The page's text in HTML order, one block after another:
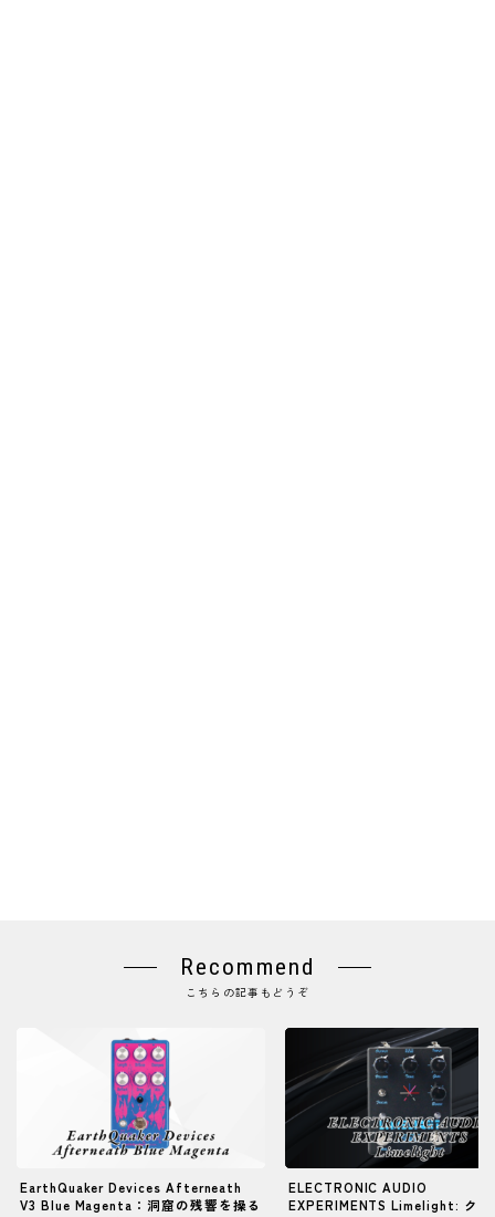
Recommend
こちらの記事もどうぞ
EarthQuaker Devices Afterneath
V3 Blue Magenta：洞窟の残響を操る
ELECTRONIC AUDIO
EXPERIMENTS Limelight: クラ